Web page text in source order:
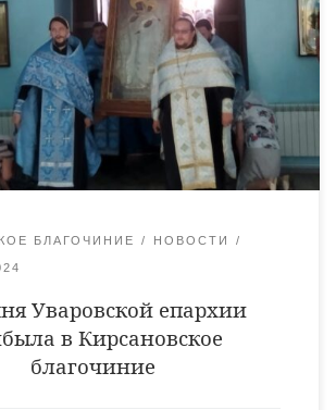
духовенство Кирсановского благочиния и
храма города Кирсанова. По встрече
был совершен молебен с акафистом.
будет находиться в Кирсановском
июля. Ежедневно в 9.30 и в 12.00 часов
молебные […]
БЛАГОЧИНИЕ НОВОСТИ
Уваровской епархии
в Кирсановское
благочиние